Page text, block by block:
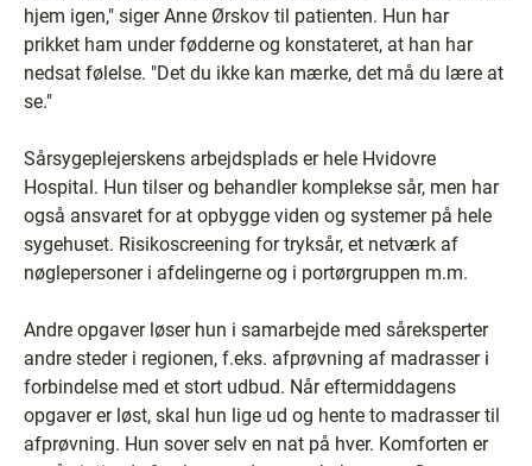
hjem igen," siger Anne Ørskov til patienten. Hun har
prikket ham under fødderne og konstateret, at han har
nedsat følelse. "Det du ikke kan mærke, det må du lære at
se."
Sårsygeplejerskens arbejdsplads er hele Hvidovre
Hospital. Hun tilser og behandler komplekse sår, men har
også ansvaret for at opbygge viden og systemer på hele
sygehuset. Risikoscreening for tryksår, et netværk af
nøglepersoner i afdelingerne og i portørgruppen m.m.
Andre opgaver løser hun i samarbejde med såreksperter
andre steder i regionen, f.eks. afprøvning af madrasser i
forbindelse med et stort udbud. Når eftermiddagens
opgaver er løst, skal hun lige ud og hente to madrasser til
afprøvning. Hun sover selv en nat på hver. Komforten er